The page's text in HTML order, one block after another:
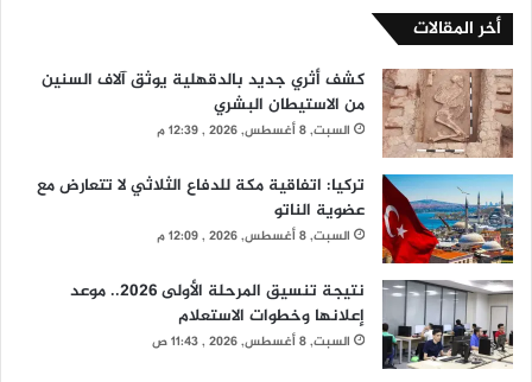
أخر المقالات
كشف أثري جديد بالدقهلية يوثق آلاف السنين
من الاستيطان البشري
السبت, 8 أغسطس, 2026 , 12:39 م
تركيا: اتفاقية مكة للدفاع الثلاثي لا تتعارض مع
عضوية الناتو
السبت, 8 أغسطس, 2026 , 12:09 م
نتيجة تنسيق المرحلة الأولى 2026.. موعد
إعلانها وخطوات الاستعلام
السبت, 8 أغسطس, 2026 , 11:43 ص